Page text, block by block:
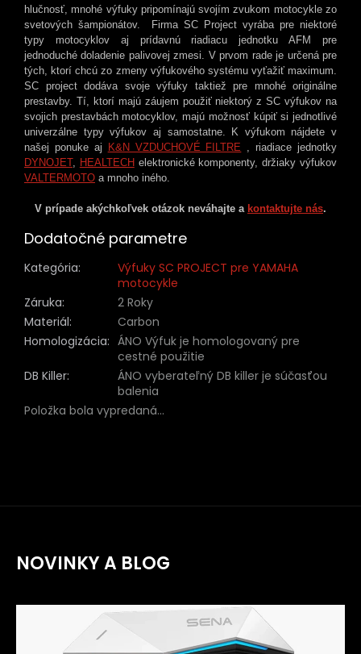
hlučnosť, mnohé výfuky pripomínajú svojím zvukom motocykle zo
svetových šampionátov. Firma SC Project vyrába pre niektoré
typy motocyklov aj prídavnú riadiacu jednotku AFM pre
jednoduché doladenie palivovej zmesi. V prvom rade je určená pre
tých, ktorí chcú zo zmeny výfukového systému vyťažiť maximum.
SC project dodáva svoje výfuky taktiež pre mnohé originálne
prestavby. Tí, ktorí majú záujem použiť niektorý z SC výfukov na
svojich prestavbách motocyklov, majú možnosť kúpiť si jednotlivé
univerzálne typy výfukov aj samostatne. K výfukom nájdete v
našej ponuke aj K&N VZDUCHOVÉ FILTRE , riadiace jednotky
DYNOJET, HEALTECHelektronické komponenty, držiaky výfukov
VALTERMOTO a mnoho iného.
V prípade akýchkoľvek otázok neváhajte a kontaktujte nás.
Dodatočné parametre
Kategória:
Výfuky SC PROJECT pre YAMAHA
motocykle
Záruka:
2 Roky
Materiál:
Carbon
Homologizácia: ÁNO Výfuk je homologovaný pre
cestné použitie
DB Killer:
ÁNO vyberateľný DB killer je súčasťou
balenia
Položka bola vypredaná…
NOVINKY A BLOG